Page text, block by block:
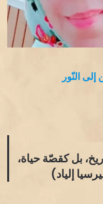
النّور
بل كقصّة حياة،
إلياد)